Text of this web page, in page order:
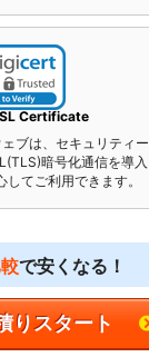
Certificate
ブは、セキュリティー
暗号化通信を導入
てご利用できます。
で安くなる！
りスタート